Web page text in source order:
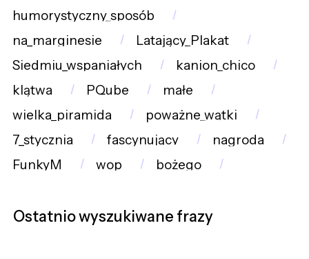
humorystyczny_sposób
na_marginesie
Latający_Plakat
Siedmiu_wspaniałych
kanion_chico
klątwa
PQube
małe
wielka_piramida
poważne_wątki
7_stycznia
fascynujący
nagroda
FunkyM
wop bożego
Ostatnio wyszukiwane frazy